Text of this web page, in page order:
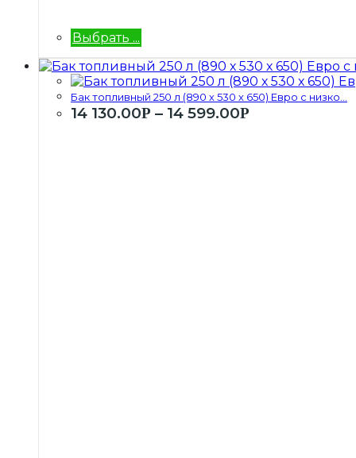
Выбрать ...
Бак топливный 250 л (890 х 530 х 650) Евро с низко...
14 130.00Р – 14 599.00Р